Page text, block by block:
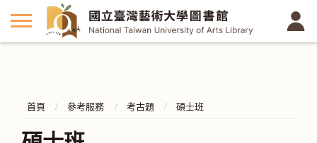
首頁 參考服務 考古題 碩士班